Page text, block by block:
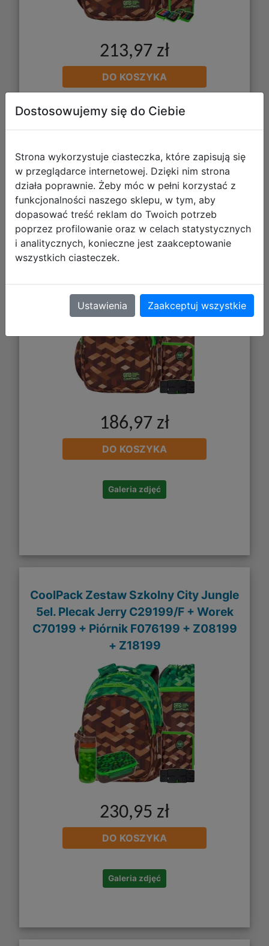
213,97 zł
DO KOSZYKA
Galeria zdjęć
CoolPack Zestaw Szkolny City Jungle
3el. Plecak Jerry C29199/F + Worek
C70199 + Piórnik F076199
186,97 zł
DO KOSZYKA
Galeria zdjęć
CoolPack Zestaw Szkolny City Jungle
5el. Plecak Jerry C29199/F + Worek
C70199 + Piórnik F076199 + Z08199
+ Z18199
230,95 zł
DO KOSZYKA
Galeria zdjęć
Dostosowujemy się do Ciebie
Strona wykorzystuje ciasteczka, które zapisują się
w przeglądarce internetowej. Dzięki nim strona
działa poprawnie. Żeby móc w pełni korzystać z
funkcjonalności naszego sklepu, w tym, aby
dopasować treść reklam do Twoich potrzeb
poprzez profilowanie oraz w celach statystycznych
i analitycznych, konieczne jest zaakceptowanie
wszystkich ciasteczek.
Ustawienia Zaakceptuj wszystkie